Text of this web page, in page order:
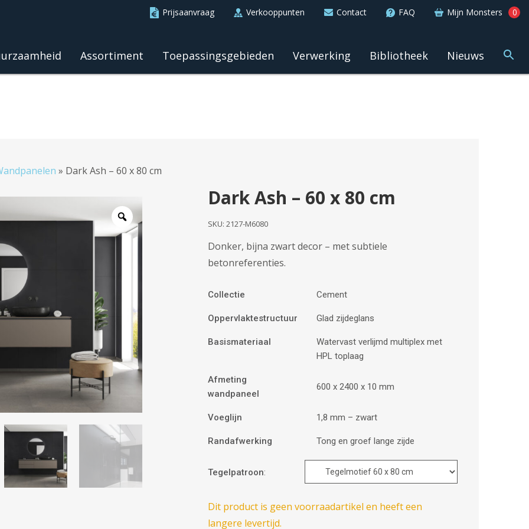
Prijsaanvraag Verkooppunten Contact FAQ Mijn Monsters 0
Assortiment Toepassingsgebieden Verwerking Bibliotheek Nieuws
» Dark Ash – 60 x 80 cm
Dark Ash – 60 x 80 cm
SKU:2127-M6080
Donker, bijna zwart decor – met subtiele
betonreferenties.
Collectie Cement
Oppervlaktestructuur Glad zijdeglans
Basismateriaal
Watervast verlijmd multiplex met
HPL toplaag
Afmeting
wandpaneel
600 x 2400 x 10 mm
Voeglijn 1,8 mm – zwart
Randafwerking Tong en groef lange zijde
Tegelpatroon:
Dit product is geen voorraadartikel en heeft een
langere levertijd.